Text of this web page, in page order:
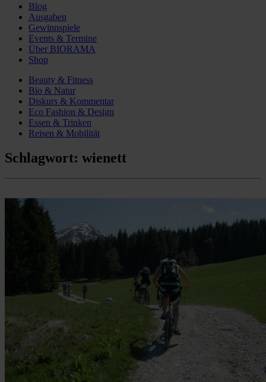
Blog
Ausgaben
Gewinnspiele
Events & Termine
Über BIORAMA
Shop
Beauty & Fitness
Bio & Natur
Diskurs & Kommentar
Eco Fashion & Design
Essen & Trinken
Reisen & Mobilität
Schlagwort: wienett